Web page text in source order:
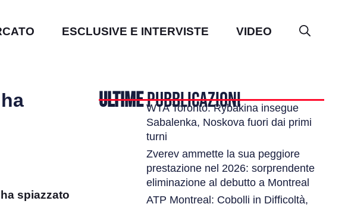
ESCLUSIVE E INTERVISTE VIDEO
spiazzato
ULTIMEPUBBLICAZIONI
WTA Toronto: Rybakina insegue
Sabalenka, Noskova fuori dai primi
turni
Zverev ammette la sua peggiore
prestazione nel 2026: sorprendente
eliminazione al debutto a Montreal
ATP Montreal: Cobolli in Difficoltà,